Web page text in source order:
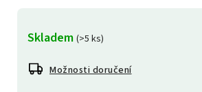
Skladem (>5 ks)
Možnosti doručení